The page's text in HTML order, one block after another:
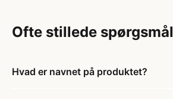
Ofte stillede spørgsmål
Hvad er navnet på produktet?